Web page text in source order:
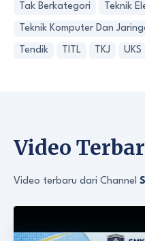
Tak Berkategori Teknik
Teknik Komputer Dan
Tendik TITL TKJ UKS
Video
Video terbaru dari Channel